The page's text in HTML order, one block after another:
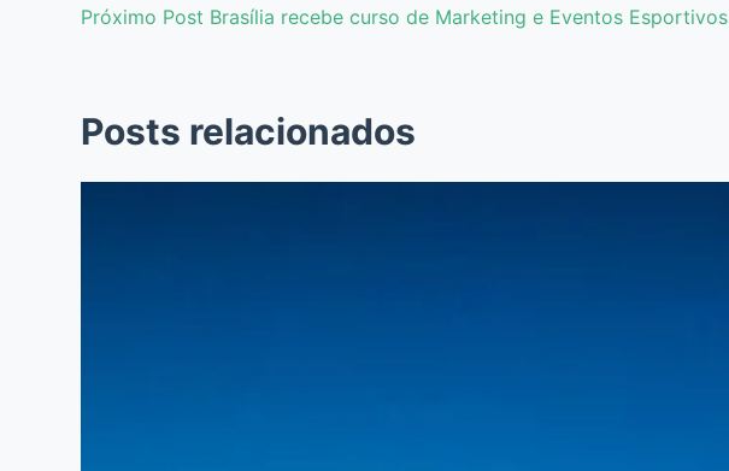
Próximo Post Brasília recebe curso de Marketing e Eventos Esportivos
Posts relacionados